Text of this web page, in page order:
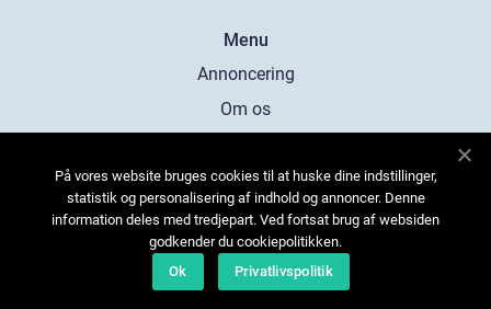
Menu
Annoncering
Om os
Kontakt os
Sitemap
På vores website bruges cookies til at huske dine indstillinger,
statistik og personalisering af indhold og annoncer. Denne
information deles med tredjepart. Ved fortsat brug af websiden
godkender du cookiepolitikken.
Ok
Privatlivspolitik